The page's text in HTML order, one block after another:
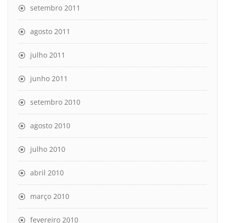
setembro 2011
agosto 2011
julho 2011
junho 2011
setembro 2010
agosto 2010
julho 2010
abril 2010
março 2010
fevereiro 2010